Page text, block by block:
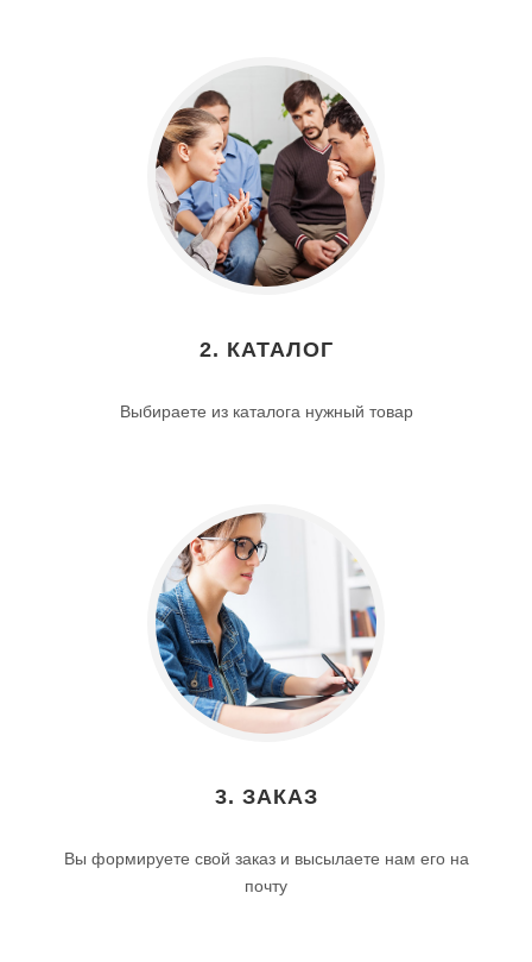
2. КАТАЛОГ
Выбираете из каталога нужный товар
3. ЗАКАЗ
Вы формируете свой заказ и высылаете нам его на
почту